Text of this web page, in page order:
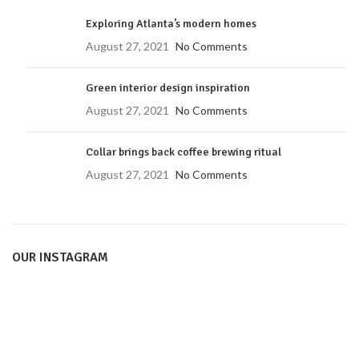
Exploring Atlanta’s modern homes
August 27, 2021
No Comments
Green interior design inspiration
August 27, 2021
No Comments
Collar brings back coffee brewing ritual
August 27, 2021
No Comments
OUR INSTAGRAM